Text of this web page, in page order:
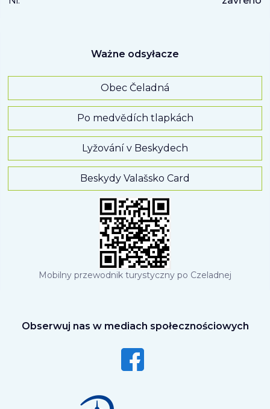
Ważne odsyłacze
Obec Čeladná
Po medvědích tlapkách
Lyžování v Beskydech
Beskydy Valašsko Card
Mobilny przewodnik turystyczny po Czeladnej
Obserwuj nas w mediach społecznościowych